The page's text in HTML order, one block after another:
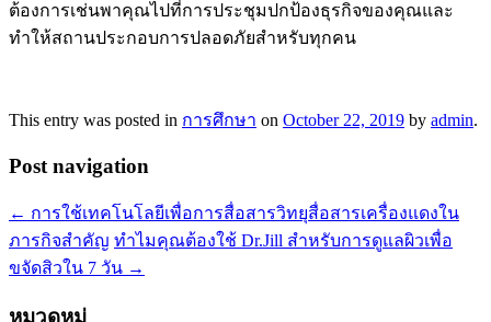
ต้องการเช่นพาคุณไปที่การประชุมปกป้องธุรกิจของคุณและ
ทำให้สถานประกอบการปลอดภัยสำหรับทุกคน
This entry was posted in การศึกษา on October 22, 2019 by admin.
Post navigation
← การใช้เทคโนโลยีเพื่อการสื่อสารวิทยุสื่อสารเครื่องแดงใน
ภารกิจสำคัญ ทำไมคุณต้องใช้ Dr.Jill สำหรับการดูแลผิวเพื่อ
ขจัดสิวใน 7 วัน →